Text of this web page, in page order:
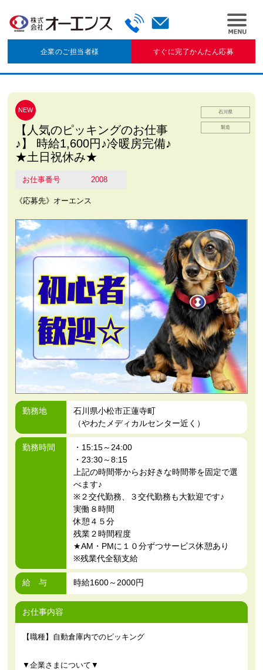
企業のご担当者様 すぐに完了かんたん応募
石川県
製造
NEW
【人気のピッキングのお仕事
♪】 時給1,600円♪冷暖房完備♪
★土日祝休み★
お仕事番号 2008
《応募先》オーエンス
勤務地
石川県小松市正蓮寺町
（やわたメディカルセンター近く）
勤務時間
・15:15～24:00
・23:30～8:15
上記の時間帯からお好きな時間帯を固定で選
べます♪
※２交代勤務、３交代勤務も大歓迎です♪
実働８時間
休憩４５分
残業２時間程度
★AM・PMに１０分ずつサービス休憩あり
※残業代全額支給
給 与 時給1600～2000円
お仕事内容
【職種】自動倉庫内でのピッキング
▼企業さまについて▼